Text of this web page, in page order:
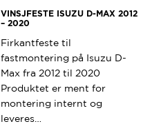
VINSJFESTE ISUZU D-MAX 2012
– 2020
Firkantfeste til
fastmontering på Isuzu D-
Max fra 2012 til 2020
Produktet er ment for
montering internt og
leveres…